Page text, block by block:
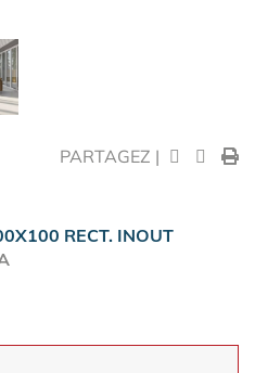
PARTAGEZ |
RECT. INOUT